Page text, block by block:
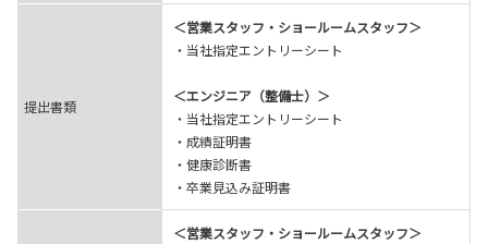
提出書類
＜営業スタッフ・ショールームスタッフ＞
・当社指定エントリーシート
＜エンジニア（整備士）＞
・当社指定エントリーシート
・成績証明書
・健康診断書
・卒業見込み証明書
＜営業スタッフ・ショールームスタッフ＞